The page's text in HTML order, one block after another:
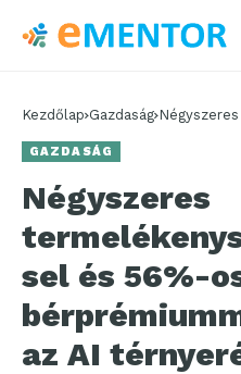
Kezdőlap Gazdaság
GAZDASÁG
Négyszeres
sel és 56%-
az AI